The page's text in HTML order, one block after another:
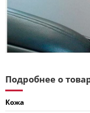
Подробнее о
Кожа